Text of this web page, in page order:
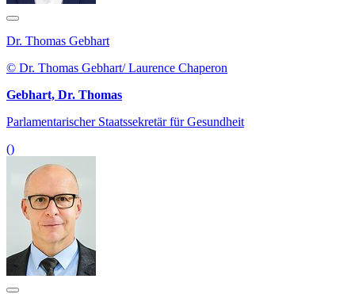
Dr. Thomas Gebhart
© Dr. Thomas Gebhart/ Laurence Chaperon
Gebhart, Dr. Thomas
Parlamentarischer Staatssekretär für Gesundheit
()